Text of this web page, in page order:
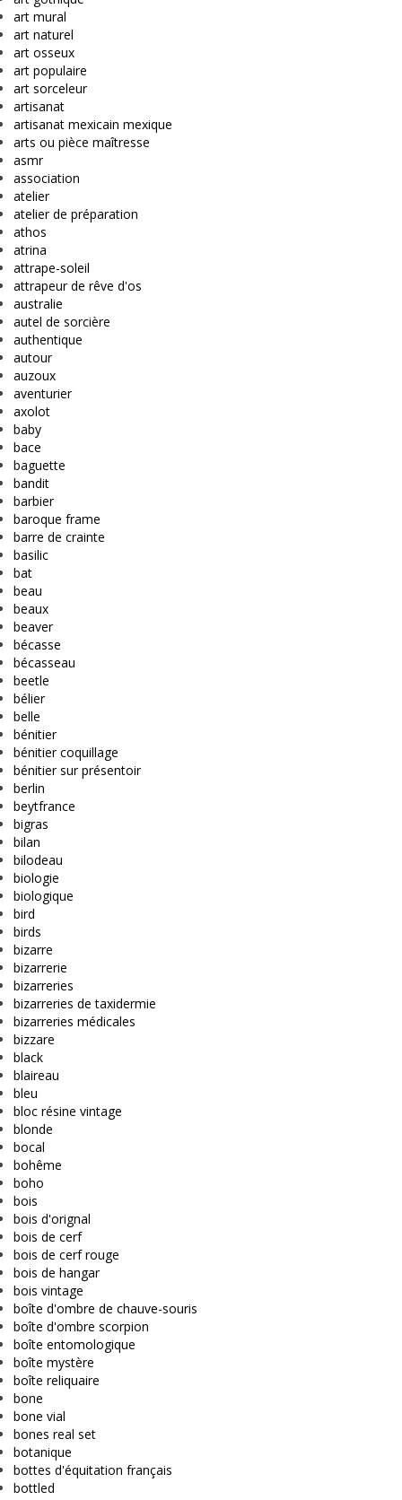
art mural
art naturel
art osseux
art populaire
art sorceleur
artisanat
artisanat mexicain mexique
arts ou pièce maîtresse
asmr
association
atelier
atelier de préparation
athos
atrina
attrape-soleil
attrapeur de rêve d'os
australie
autel de sorcière
authentique
autour
auzoux
aventurier
axolot
baby
bace
baguette
bandit
barbier
baroque frame
barre de crainte
basilic
bat
beau
beaux
beaver
bécasse
bécasseau
beetle
bélier
belle
bénitier
bénitier coquillage
bénitier sur présentoir
berlin
beytfrance
bigras
bilan
bilodeau
biologie
biologique
bird
birds
bizarre
bizarrerie
bizarreries
bizarreries de taxidermie
bizarreries médicales
bizzare
black
blaireau
bleu
bloc résine vintage
blonde
bocal
bohême
boho
bois
bois d'orignal
bois de cerf
bois de cerf rouge
bois de hangar
bois vintage
boîte d'ombre de chauve-souris
boîte d'ombre scorpion
boîte entomologique
boîte mystère
boîte reliquaire
bone
bone vial
bones real set
botanique
bottes d'équitation français
bottled